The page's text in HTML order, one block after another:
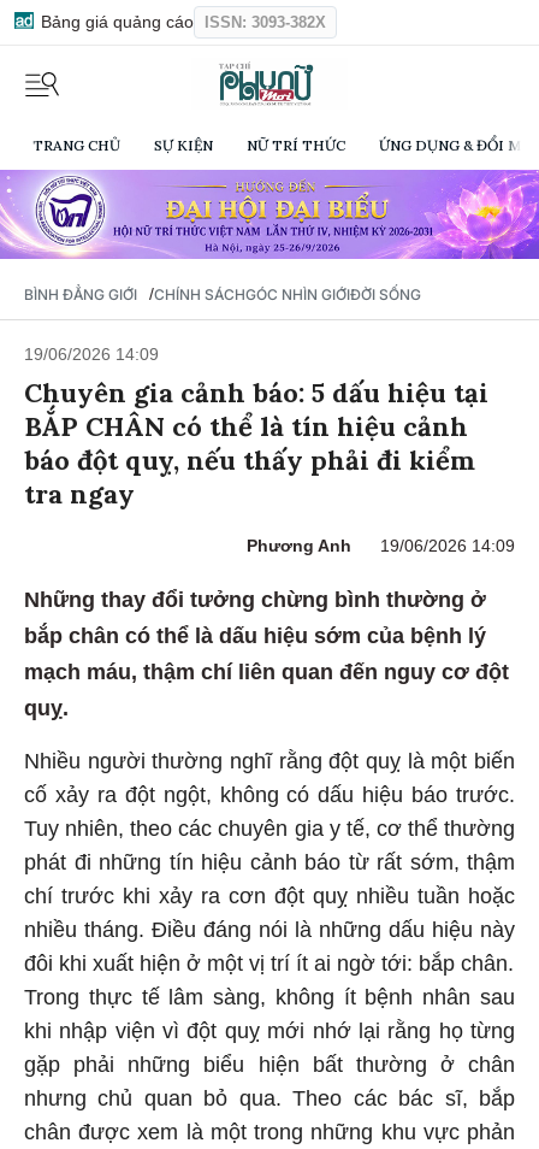
Bảng giá quảng cáo ISSN: 3093-382X
TRANG CHỦ SỰ KIỆN NỮ TRÍ THỨC ỨNG DỤNG & ĐỔI
BÌNH ĐẲNG GIỚI /CHÍNH SÁCHGÓC NHÌN GIỚIĐỜI SỐNG
19/06/2026 14:09
Chuyên gia cảnh báo: 5 dấu hiệu tại
BẮP CHÂN có thể là tín hiệu cảnh
báo đột quỵ, nếu thấy phải đi kiểm
tra ngay
Phương Anh 19/06/2026 14:09
Những thay đổi tưởng chừng bình thường ở
bắp chân có thể là dấu hiệu sớm của bệnh lý
mạch máu, thậm chí liên quan đến nguy cơ đột
quỵ.
Nhiều người thường nghĩ rằng đột quỵ là một biến
cố xảy ra đột ngột, không có dấu hiệu báo trước.
Tuy nhiên, theo các chuyên gia y tế, cơ thể thường
phát đi những tín hiệu cảnh báo từ rất sớm, thậm
chí trước khi xảy ra cơn đột quỵ nhiều tuần hoặc
nhiều tháng. Điều đáng nói là những dấu hiệu này
đôi khi xuất hiện ở một vị trí ít ai ngờ tới: bắp chân.
Trong thực tế lâm sàng, không ít bệnh nhân sau
khi nhập viện vì đột quỵ mới nhớ lại rằng họ từng
gặp phải những biểu hiện bất thường ở chân
nhưng chủ quan bỏ qua. Theo các bác sĩ, bắp
chân được xem là một trong những khu vực phản